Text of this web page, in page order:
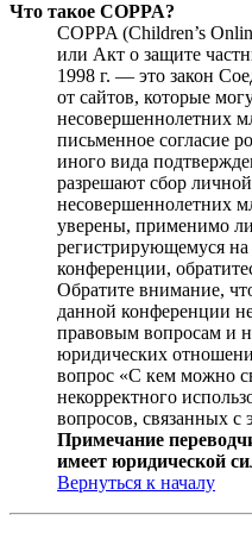
Что такое COPPA?
COPPA (Children’s
или Акт о защите
1998 г. — это закон
от сайтов, которые
несовершеннолетних
письменное согласие
иного вида
разрешают сбор
несовершеннолетних
уверены, применимо
регистрирующемуся
конференции,
Обратите внимание,
данной конференции
правовым вопросам и
юридических
вопрос «С кем можно
некорректного
вопросов, связанных с
Примечание
имеет юридической
Вернуться к началу